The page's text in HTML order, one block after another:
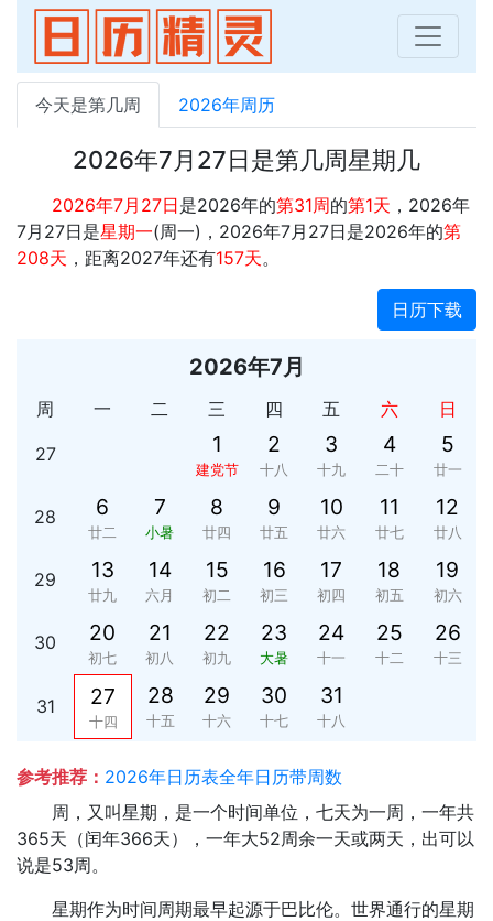
今天是第几周 2026年周历
2026年7月27日是第几周星期几
2026年7月27日是2026年的第31周的第1天 ，2026年
7月27日是星期一(周一)，2026年7月27日是2026年的第
208天 ，距离2027年还有157天。
日历下载
2026年7月
周 一 二 三 四 五 六 日
27 1
建党节
2
十八
3
十九
4
二十
5
廿一
28 6
廿二
7
小暑
8
廿四
9
廿五
10
廿六
11
廿七
12
廿八
29 13
廿九
14
六月
15
初二
16
初三
17
初四
18
初五
19
初六
30 20
初七
21
初八
22
初九
23
大暑
24
十一
25
十二
26
十三
31 27
十四
28
十五
29
十六
30
十七
31
十八
参考推荐： 2026年日历表全年日历带周数
周，又叫星期，是一个时间单位，七天为一周，一年共
365天（闰年366天），一年大52周余一天或两天，出可以
说是53周。
星期作为时间周期最早起源于巴比伦。世界通行的星期